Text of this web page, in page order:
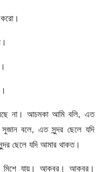
করো।
না। আচমকা আমি বলি, এত
বলে, এত সুন্দর ছেলে যদি
ছেলে যদি আমার থাকত।
মিশে যায়। আকবর। আকবর।